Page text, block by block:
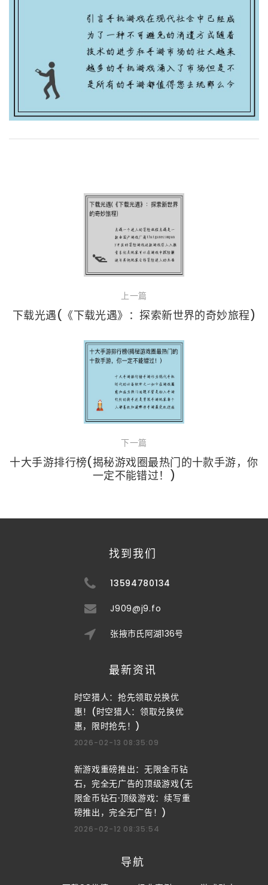
上一篇
下载光遇(《下载光遇》：探索新世界的奇妙旅程)
下一篇
十大手游排行榜(揭秘游戏圈最热门的十款手游，你
一定不能错过！)
找到我们
13594780134
J909@j9.fo
张掖市氏阿湖136号
最新资讯
时空猎人：抢先领取兑换优
惠！(时空猎人：领取兑换优
惠，限时抢先！)
2026-02-13 08:35:09
新游戏重磅推出：无限金币钻
石，完全无广告的顶级游戏(无
限金币钻石·顶级游戏：续写重
磅推出，完全无广告！)
2026-02-12 08:35:54
导航